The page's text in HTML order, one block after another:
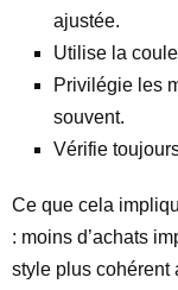
ajustée.
Utilise la
Privilégie les
souvent.
Vérifie
Ce que cela
: moins d’achats
style plus cohérent